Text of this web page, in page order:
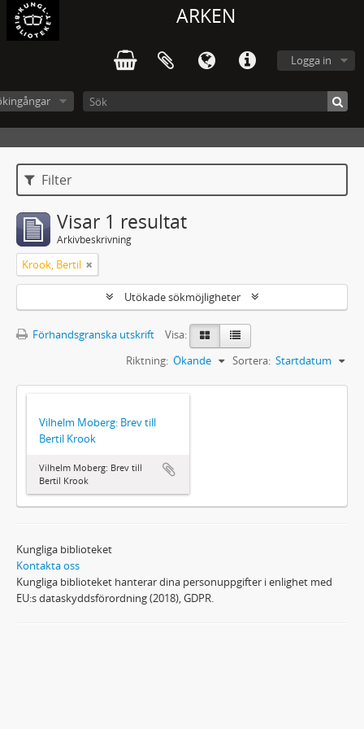
ARKEN
Logga in
Filter
Visar 1 resultat
Arkivbeskrivning
Krook, Bertil
Utökade sökmöjligheter
Förhandsgranska utskrift
Visa:
Sortera: Startdatum
Riktning: Ökande
Vilhelm Moberg: Brev till
Bertil Krook
Vilhelm Moberg: Brev till
Bertil Krook
Kungliga biblioteket
Kontakta oss
Kungliga biblioteket hanterar dina personuppgifter i enlighet med
EU:s dataskyddsförordning (2018), GDPR.